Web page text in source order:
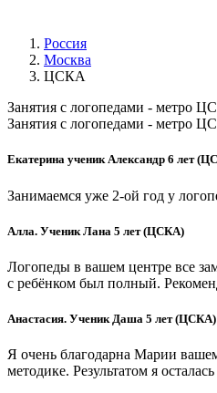
Россия
Москва
ЦСКА
Занятия с логопедами - метро
Занятия с логопедами - метро
Екатерина ученик Александр 6 лет
Занимаемся уже 2-ой год у
Алла. Ученик Лана 5 лет (ЦСКА)
Логопеды в вашем центре все
с ребёнком был полный.
Анастасия. Ученик Даша 5 лет (ЦСКА)
Я очень благодарна Марии
методике. Результатом я